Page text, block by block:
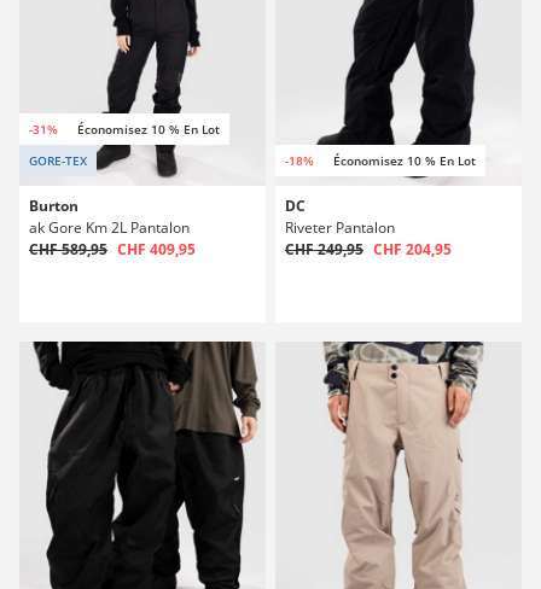
-31%
Économisez 10 % En Lot
GORE-TEX
Burton
ak Gore Km 2L Pantalon
CHF 589,95 CHF 409,95
-18% Économisez 10 % En Lot
DC
Riveter Pantalon
CHF 249,95 CHF 204,95